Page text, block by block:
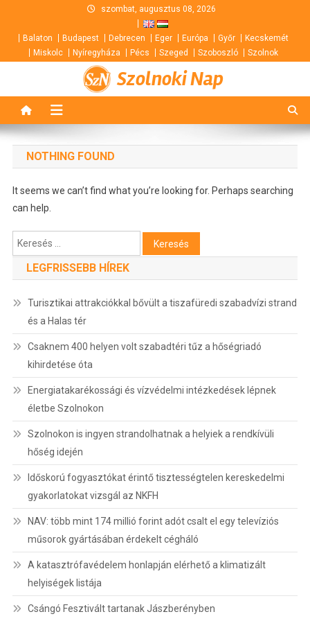
content
szombat, augusztus 08, 2026
Balaton Budapest Debrecen Eger Európa Győr
Kecskemét
Miskolc
Nyíregyháza Pécs Szeged Szoboszló Szolnok
Szolnoki Nap
NOTHING FOUND
It seems we can’t find what you’re looking for. Perhaps searching
can help.
Keresés:
LEGFRISSEBB HÍREK
Turisztikai attrakciókkal bővült a tiszafüredi szabadvízi strand
és a Halas tér
Csaknem 400 helyen volt szabadtéri tűz a hőségriadó
kihirdetése óta
Energiatakarékossági és vízvédelmi intézkedések lépnek
életbe Szolnokon
Szolnokon is ingyen strandolhatnak a helyiek a rendkívüli
hőség idején
Időskorú fogyasztókat érintő tisztességtelen kereskedelmi
gyakorlatokat vizsgál az NKFH
NAV: több mint 174 millió forint adót csalt el egy televíziós
műsorok gyártásában érdekelt cégháló
A katasztrófavédelem honlapján elérhető a klimatizált
helyiségek listája
Csángó Fesztivált tartanak Jászberényben